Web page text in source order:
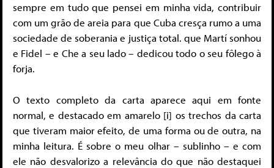
sempre em tudo que pensei em minha vida, contribuir
com um grão de areia para que Cuba cresça rumo a uma
sociedade de soberania e justiça total. que Martí sonhou
e Fidel – e Che a seu lado – dedicou todo o seu fôlego à
forja.
O texto completo da carta aparece aqui em fonte
normal, e destacado em amarelo [i] os trechos da carta
que tiveram maior efeito, de uma forma ou de outra, na
minha leitura. É sobre o meu olhar – sublinho – e com
ele não desvalorizo ​​a relevância do que não destaquei